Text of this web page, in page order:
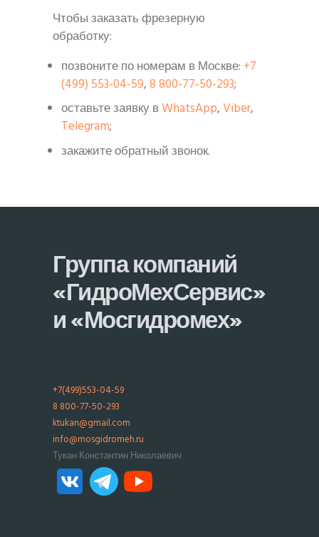
Чтобы заказать фрезерную
обработку:
позвоните по номерам в Москве: +7
(499) 553-04-59,8 800-77-50-293;
оставьте заявку вWhatsApp,Viber,
Telegram;
закажите обратный звонок.
Группа компаний
«ГидроМехСервис»
и «Мосгидромех»
+7(499)553-04-59
8 800-77-50-293
ktukan@gmail.com
info@mosgidromeh.ru
Тукан Константин Николаевич